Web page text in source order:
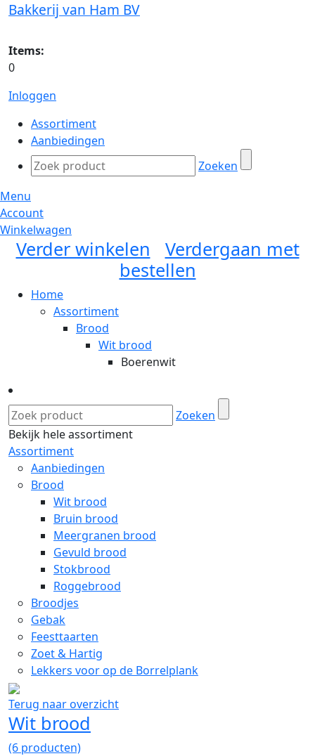
Bakkerij van Ham BV
Items:
0
Inloggen
Assortiment
Aanbiedingen
Zoeken
Menu
Account
Winkelwagen
Verder winkelen
Verdergaan met
bestellen
Home
Assortiment
Brood
Wit brood
Boerenwit
Zoeken
Bekijk hele assortiment
Assortiment
Aanbiedingen
Brood
Wit brood
Bruin brood
Meergranen brood
Gevuld brood
Stokbrood
Roggebrood
Broodjes
Gebak
Feesttaarten
Zoet & Hartig
Lekkers voor op de Borrelplank
Terug naar overzicht
Wit brood
(6 producten)